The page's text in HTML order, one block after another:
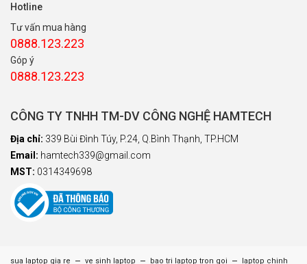
Hotline
Tư vấn mua hàng
0888.123.223
Góp ý
0888.123.223
CÔNG TY TNHH TM-DV CÔNG NGHỆ HAMTECH
Địa chỉ: 339 Bùi Đình Túy, P.24, Q.Bình Thạnh, TP.HCM
Email: hamtech339@gmail.com
MST: 0314349698
sua laptop gia re – ve sinh laptop – bao tri laptop tron goi – laptop chinh